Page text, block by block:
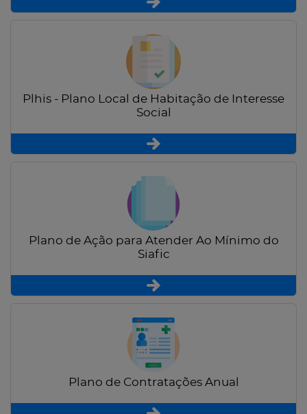
Plhis - Plano Local de Habitação de Interesse
Social
Plano de Ação para Atender Ao Mínimo do
Siafic
Plano de Contratações Anual